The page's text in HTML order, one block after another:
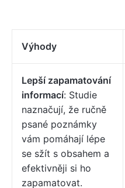
Výhody
Lepší zapamatování
informací: Studie
naznačují, že ručně
psané poznámky
vám pomáhají lépe
se sžít s obsahem a
efektivněji si ho
zapamatovat.